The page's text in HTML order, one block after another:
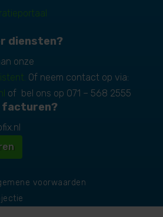
diensten?
onze
Of neem contact op via:
of bel ons op 071 – 568 2555
facturen?
voorwaarden